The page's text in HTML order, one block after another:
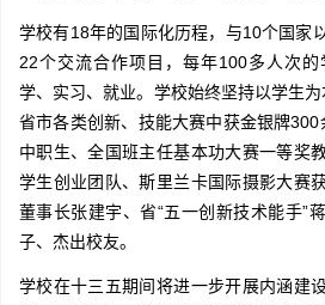
学校有18年的国际化历程，与10个国家
22个交流合作项目，每年100多人次
学、实习、就业。学校始终坚持以学生为
省市各类创新、技能大赛中获金银牌
中职生、全国班主任基本功大赛一等奖
学生创业团队、斯里兰卡国际摄影大赛
董事长张建宇、省“五一创新技术能手”
子、杰出校友。
学校在十三五期间将进一步开展内涵建